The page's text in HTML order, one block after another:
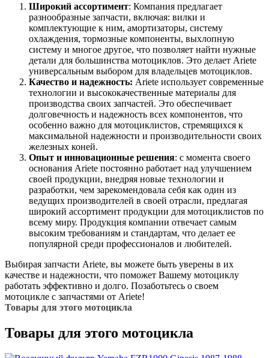
Широкий ассортимент: Компания предлагает
разнообразные запчасти, включая: вилки и
комплектующие к ним, амортизаторы, систему
охлаждения, тормозные компоненты, выхлопную
систему и многое другое, что позволяет найти нужные
детали для большинства мотоциклов. Это делает Ariete
универсальным выбором для владельцев мотоциклов.
Качество и надежность: Ariete использует современные
технологии и высококачественные материалы для
производства своих запчастей. Это обеспечивает
долговечность и надежность всех компонентов, что
особенно важно для мотоциклистов, стремящихся к
максимальной надежности и производительности своих
железных коней.
Опыт и инновационные решения: с момента своего
основания Ariete постоянно работает над улучшением
своей продукции, внедряя новые технологии и
разработки, чем зарекомендовала себя как один из
ведущих производителей в своей отрасли, предлагая
широкий ассортимент продукции для мотоциклистов по
всему миру. Продукция компании отвечает самым
высоким требованиям и стандартам, что делает ее
популярной среди профессионалов и любителей.
Выбирая запчасти Ariete, вы можете быть уверены в их
качестве и надежности, что поможет Вашему мотоциклу
работать эффективно и долго. Позаботьтесь о своем
мотоцикле с запчастями от Ariete!
Товары для этого мотоцикла
Товары для этого мотоцикла